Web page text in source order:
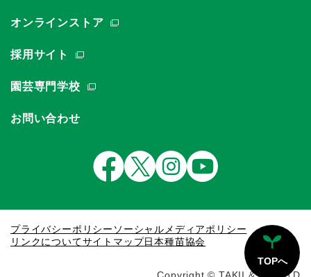
オンラインストア
採用サイト
園芸専門学校
お問い合わせ
プライバシーポリシー ソーシャルメディアポリシー
リンクについてサイトマップ日本種苗協会
TOPへ